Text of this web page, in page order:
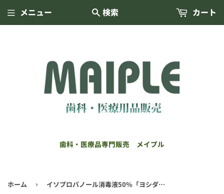
歯科・医療品専門販売 メイプル
メニュー 検索 カート
ホーム › イソプロパノール消毒液50%「ヨシダ」18L(キュービ)(吉田製薬)